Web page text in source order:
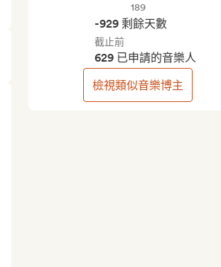
189
-929 剩餘天數
截止前
629 已申請的音樂人
檢視類似音樂博主